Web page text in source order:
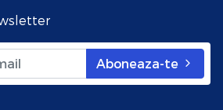
Aboneaza-te